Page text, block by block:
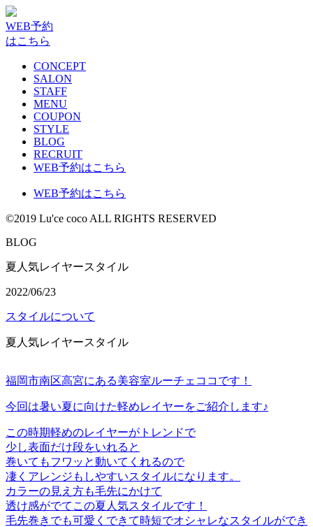
WEB予約
はこちら
CONCEPT
SALON
STAFF
MENU
COUPON
STYLE
BLOG
RECRUIT
WEB予約はこちら
WEB予約はこちら
©2019 Lu'ce coco ALL RIGHTS RESERVED
BLOG
夏人気レイヤースタイル
2022/06/23
スタイルについて
夏人気レイヤースタイル
福岡市南区高宮にある美容室ルーチェココです！
今回は暑い夏に向けた軽めレイヤーをご紹介します♪
この時期軽めのレイヤーがトレンドで
少し表面だけ段をいれると
巻いてもフワッと動いてくれるので
凄くアレンジもしやすいスタイルになります。
カラーの見え方も毛先にかけて
透け感がでてこの夏人気スタイルです！
毛先巻きでも可愛くできて時短でオシャレなスタイルができ